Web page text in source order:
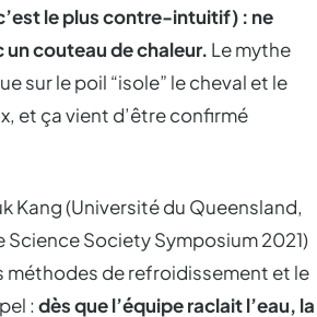
le plus contre-intuitif) : ne
un couteau de chaleur. Le mythe
sur le poil “isole” le cheval et le
et ça vient d’être confirmé
Kang (Université du Queensland,
Science Society Symposium 2021)
méthodes de refroidissement et le
: dès que l’équipe raclait l’eau, la